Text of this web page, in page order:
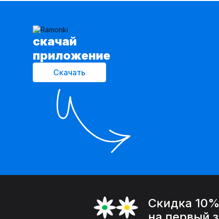
cкачай
приложение
Скачать
Скидка 10%